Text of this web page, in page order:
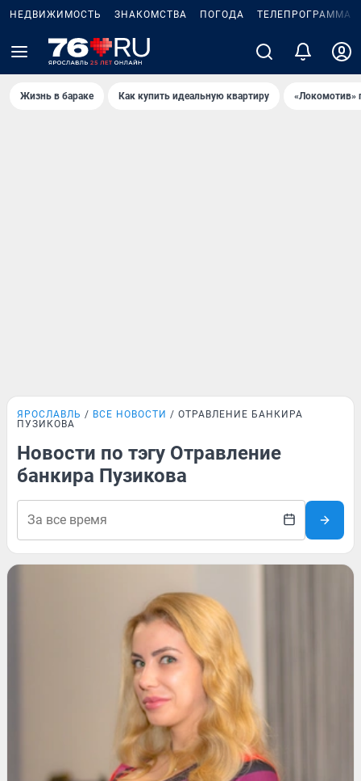
НЕДВИЖИМОСТЬ ЗНАКОМСТВА ПОГОДА ТЕЛЕПРОГРАММА
Жизнь в бараке Как купить идеальную квартиру «Локомотив»
ЯРОСЛАВЛЬ ВСЕ НОВОСТИ
ОТРАВЛЕНИЕ БАНКИРА
ПУЗИКОВА
Новости по тэгу Отравление
банкира Пузикова